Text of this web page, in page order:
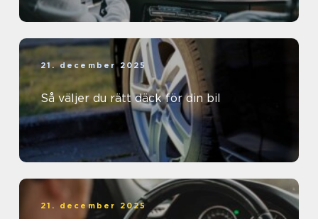
21. december 2025
Så väljer du rätt däck för din bil
21. december 2025